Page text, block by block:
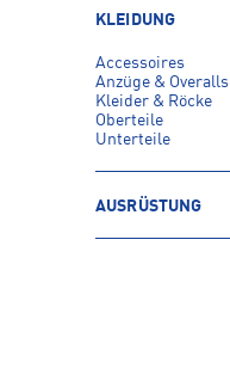
KLEIDUNG
Accessoires
Anzüge & Overalls
Kleider & Röcke
Oberteile
Unterteile
AUSRÜSTUNG